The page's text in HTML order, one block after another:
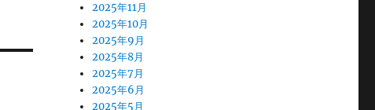
2025年11月
2025年10月
2025年9月
2025年8月
2025年7月
2025年6月
2025年5月